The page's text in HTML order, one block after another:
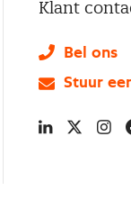
Klant
Bel ons
Stuur
LinkedIn
X